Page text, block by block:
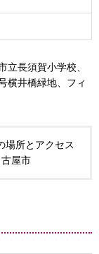
長須賀小学校、
横井橋緑地、フィ
場所とアクセス
屋市